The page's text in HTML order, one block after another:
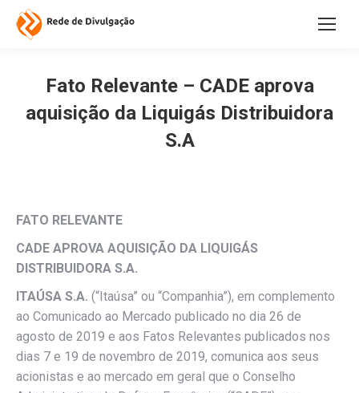
Fato Relevante – CADE aprova
aquisição da Liquigás Distribuidora
S.A
FATO RELEVANTE
CADE APROVA AQUISIÇÃO DA LIQUIGÁS
DISTRIBUIDORA S.A.
ITAÚSA S.A. (“Itaúsa” ou “Companhia”), em complemento
ao Comunicado ao Mercado publicado no dia 26 de
agosto de 2019 e aos Fatos Relevantes publicados nos
dias 7 e 19 de novembro de 2019, comunica aos seus
acionistas e ao mercado em geral que o Conselho